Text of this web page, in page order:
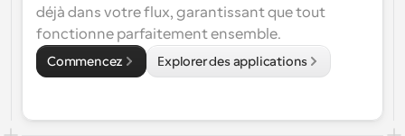
déjà dans votre flux, garantissant que tout
fonctionne parfaitement ensemble.
Commencez Explorer des applications